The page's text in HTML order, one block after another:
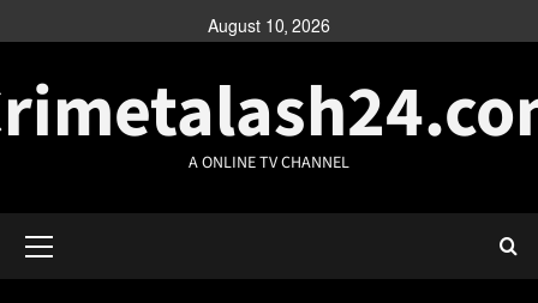
August 10, 2026
A ONLINE TV CHANNEL